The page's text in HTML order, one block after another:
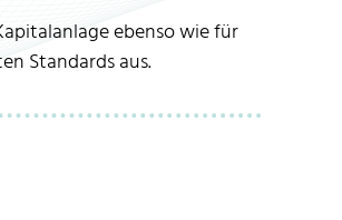
ebenso wie für
Standards aus.